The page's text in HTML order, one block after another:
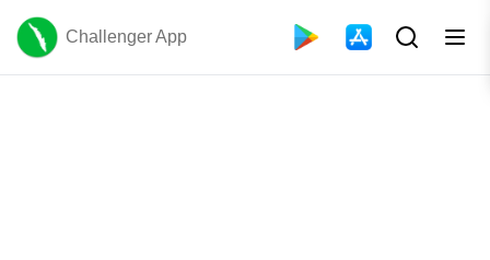
Challenger App